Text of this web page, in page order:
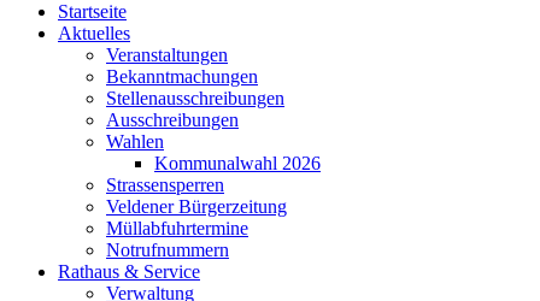
Startseite
Aktuelles
Veranstaltungen
Bekanntmachungen
Stellenausschreibungen
Ausschreibungen
Wahlen
Kommunalwahl 2026
Strassensperren
Veldener Bürgerzeitung
Müllabfuhrtermine
Notrufnummern
Rathaus & Service
Verwaltung